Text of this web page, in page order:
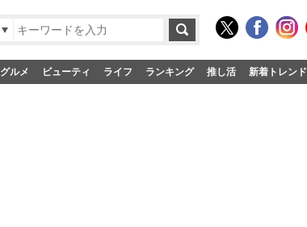
グルメ ビューティ ライフ ランキング 推し活 新着トレンド